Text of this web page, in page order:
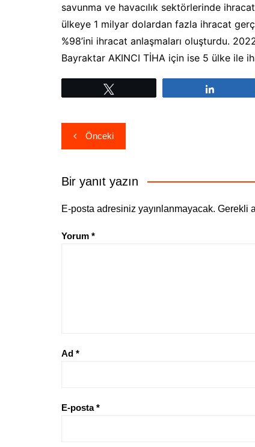
savunma ve havacılık sektörlerinde
ülkeye 1 milyar dolardan fazla ihracat
%98’ini ihracat anlaşmaları oluşturdu.
Bayraktar AKINCI TİHA için ise 5 ülke ile
Yazı
gezinmesi
Önceki
Bir yanıt yazın
E-posta adresiniz yayınlanmayacak. Gerekli
Yorum *
Ad *
E-posta*